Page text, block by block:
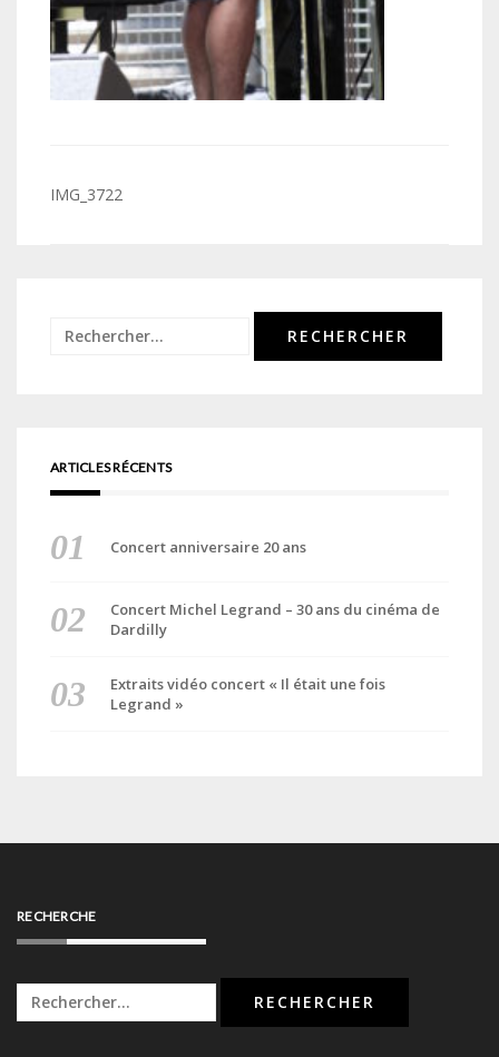
Navigation
IMG_3722
Rechercher :
ARTICLES RÉCENTS
Concert anniversaire 20 ans
Concert Michel Legrand – 30 ans du cinéma de
Dardilly
Extraits vidéo concert « Il était une fois
Legrand »
RECHERCHE
Rechercher :